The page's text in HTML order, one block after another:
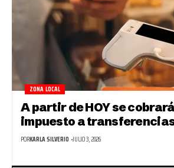
ZONA LOCAL
A partir de HOY se
impuesto a
PORKARLA SILVERIO JULIO 3, 2026